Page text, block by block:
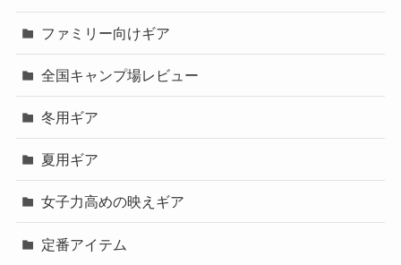
ファミリー向けギア
全国キャンプ場レビュー
冬用ギア
夏用ギア
女子力高めの映えギア
定番アイテム